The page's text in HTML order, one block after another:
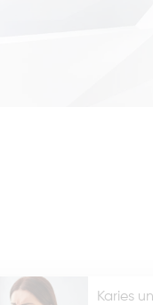
Karies